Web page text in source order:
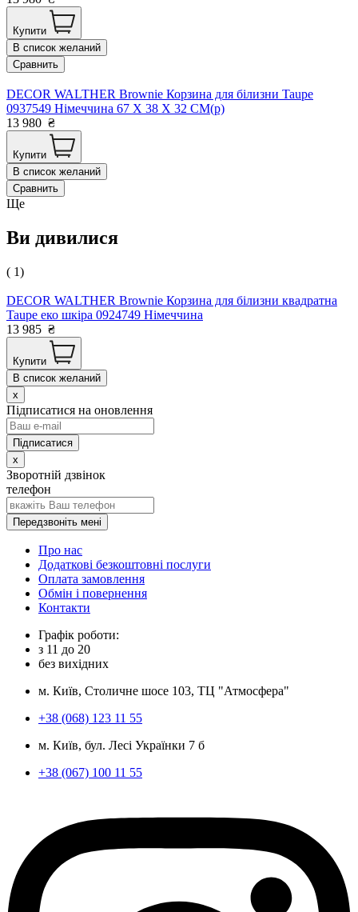
Купити
В список желаний
Сравнить
DECOR WALTHER Brownie Корзина для білизни Taupe
0937549 Німеччина 67 X 38 X 32 CM(р)
13 980 ₴
Купити
В список желаний
Сравнить
Ще
Ви дивилися
( 1)
DECOR WALTHER Brownie Корзина для білизни квадратна
Taupe еко шкіра 0924749 Німеччина
13 985 ₴
Купити
В список желаний
x
Підписатися на оновлення
x
Зворотній дзвінок
телефон
Передзвоніть мені
Про нас
Додаткові безкоштовні послуги
Оплата замовлення
Обмін і повернення
Контакти
Графік роботи:
з 11 до 20
без вихідних
м. Київ, Столичне шосе 103, ТЦ "Атмосфера"
+38 (068) 123 11 55
м. Київ, бул. Лесі Українки 7 б
+38 (067) 100 11 55